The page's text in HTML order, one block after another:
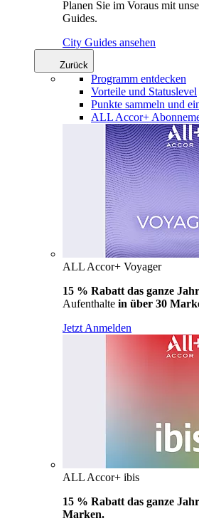
Planen Sie im Voraus mit
Guides.
City Guides ansehen
Zurück
Programm entdecken
Vorteile und Statuslevel
Punkte sammeln und
ALL Accor+
ALL Accor+ Voyager
15 % Rabatt das ganze Jahr
Aufenthalte in über 30
Jetzt Anmelden
ALL Accor+ ibis
15 % Rabatt das ganze Jahr
Marken.